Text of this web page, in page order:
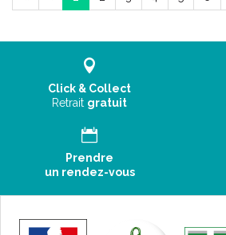
Click & Collect
Retrait gratuit
Prendre
un rendez-vous